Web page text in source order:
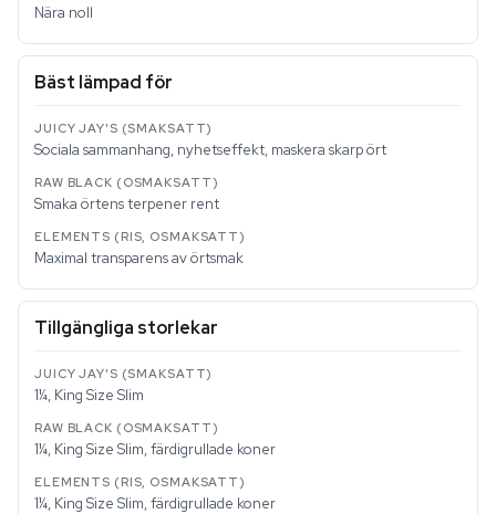
Nära noll
Bäst lämpad för
Sociala sammanhang, nyhetseffekt, maskera skarp ört
Smaka örtens terpener rent
Maximal transparens av örtsmak
Tillgängliga storlekar
1¼, King Size Slim
1¼, King Size Slim, färdigrullade koner
1¼, King Size Slim, färdigrullade koner